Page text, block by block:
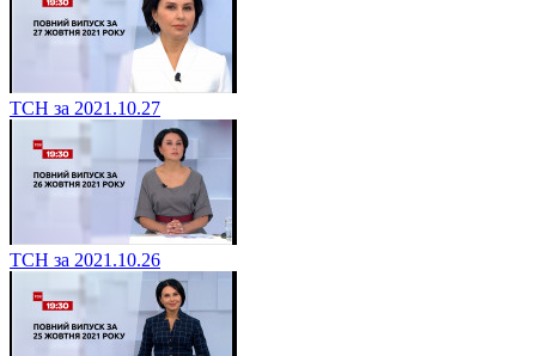
ТСН за 2021.10.27
ТСН за 2021.10.26